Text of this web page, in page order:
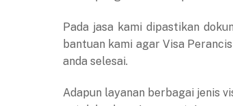
Pada jasa kami dipastikan
bantuan kami agar Visa
anda selesai.
Adapun layanan berbagai jenis